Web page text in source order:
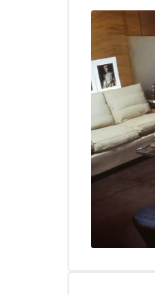
кабинет к
которые